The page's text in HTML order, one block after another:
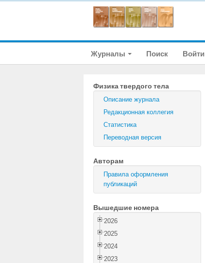
Журналы Поиск Войти
Физика твердого тела
Описание журнала
Редакционная коллегия
Статистика
Переводная версия
Авторам
Правила оформления
публикаций
Вышедшие номера
2026
2025
2024
2023